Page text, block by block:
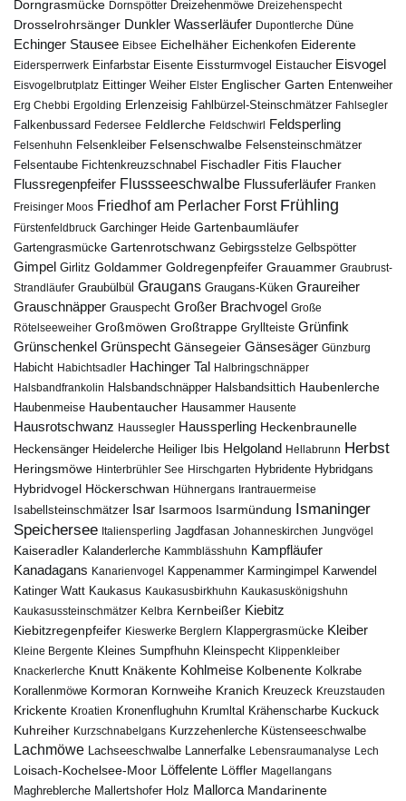
Dorngrasmücke Dornspötter Dreizehenmöwe Dreizehenspecht
Drosselrohrsänger Dunkler Wasserläufer Dupontlerche Düne
Echinger Stausee Eibsee Eichelhäher Eichenkofen Eiderente
Eidersperrwerk Einfarbstar Eisente Eissturmvogel Eistaucher Eisvogel
Eisvogelbrutplatz Eittinger Weiher Elster Englischer Garten Entenweiher
Erg Chebbi Ergolding Erlenzeisig Fahlbürzel-Steinschmätzer Fahlsegler
Falkenbussard Federsee Feldlerche Feldschwirl Feldsperling
Felsenhuhn Felsenkleiber Felsenschwalbe Felsensteinschmätzer
Felsentaube Fichtenkreuzschnabel Fischadler Fitis Flaucher
Flussregenpfeifer Flussseeschwalbe Flussuferläufer Franken
Freisinger Moos Friedhof am Perlacher Forst Frühling
Fürstenfeldbruck Garchinger Heide Gartenbaumläufer
Gartengrasmücke Gartenrotschwanz Gebirgsstelze Gelbspötter
Gimpel Girlitz Goldammer Goldregenpfeifer Grauammer Graubrust-
Strandläufer Graubülbül Graugans Graugans-Küken Graureiher
Grauschnäpper Grauspecht Großer Brachvogel Große
Rötelseeweiher Großmöwen Großtrappe Gryllteiste Grünfink
Grünschenkel Grünspecht Gänsegeier Gänsesäger Günzburg
Habicht Habichtsadler Hachinger Tal Halbringschnäpper
Halsbandfrankolin Halsbandschnäpper Halsbandsittich Haubenlerche
Haubenmeise Haubentaucher Hausammer Hausente
Hausrotschwanz Haussegler Haussperling Heckenbraunelle
Heckensänger Heidelerche Heiliger Ibis Helgoland Hellabrunn Herbst
Heringsmöwe Hinterbrühler See Hirschgarten Hybridente Hybridgans
Hybridvogel Höckerschwan Hühnergans Irantrauermeise
Isabellsteinschmätzer Isar Isarmoos Isarmündung Ismaninger
Speichersee Italiensperling Jagdfasan Johanneskirchen Jungvögel
Kaiseradler Kalanderlerche Kammblässhuhn Kampfläufer
Kanadagans Kanarienvogel Kappenammer Karmingimpel Karwendel
Katinger Watt Kaukasus Kaukasusbirkhuhn Kaukasuskönigshuhn
Kaukasussteinschmätzer Kelbra Kernbeißer Kiebitz
Kiebitzregenpfeifer Kieswerke Berglern Klappergrasmücke Kleiber
Kleine Bergente Kleines Sumpfhuhn Kleinspecht Klippenkleiber
Knackerlerche Knutt Knäkente Kohlmeise Kolbenente Kolkrabe
Korallenmöwe Kormoran Kornweihe Kranich Kreuzeck Kreuzstauden
Krickente Kroatien Kronenflughuhn Krumltal Krähenscharbe Kuckuck
Kuhreiher Kurzschnabelgans Kurzzehenlerche Küstenseeschwalbe
Lachmöwe Lachseeschwalbe Lannerfalke Lebensraumanalyse Lech
Loisach-Kochelsee-Moor Löffelente Löffler Magellangans
Maghreblerche Mallertshofer Holz Mallorca Mandarinente